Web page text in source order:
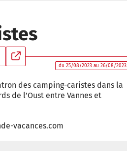
du 25/08/2023 au 26/08/2023
des camping-caristes dans la
de l’Oust entre Vannes et
vacances.com